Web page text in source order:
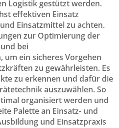
Logistik gestützt werden.
effektiven Einsatz
Einsatzmittel zu achten.
zur Optimierung der
bei
um ein sicheres Vorgehen
zu gewährleisten. Es
zu erkennen und dafür die
auszuwählen. So
organisiert werden und
Palette an Einsatz- und
und Einsatzpraxis